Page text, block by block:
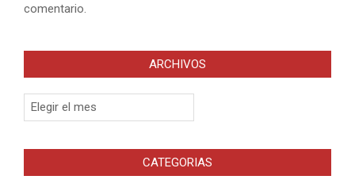
comentario.
ARCHIVOS
Archivos
CATEGORIAS